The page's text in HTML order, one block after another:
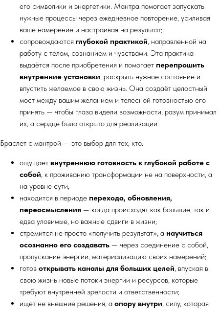
его символики и энергетики. Мантра помогает запускать
нужные процессы через ежедневное повторение, усиливая
ваше намерение и настраивая на результат;
сопровождаются глубокой практикой, направленной на
работу с телом, сознанием и чувствами. Эта практика
выдаётся после приобретения и помогает перепрошить
внутренние установки, раскрыть нужное состояние и
впустить желаемое в свою жизнь. Она создаёт целостный
мост между вашим желанием и телесной готовностью его
принять — чтобы глаза видели возможности, разум принимал
их, а сердце было открыто для реализации.
Браслет с мантрой — это выбор для тех, кто:
ощущает внутреннюю готовность к глубокой работе с
собой, к проживанию трансформации не на поверхности, а
на уровне сути;
находится в периоде перехода, обновления,
переосмысления — когда происходят как большие, так и
едва уловимые, но важные сдвиги в жизни;
стремится не просто «получить результат», а научиться
осознанно его создавать — через соединение с собой,
пропускание энергии, материализацию своих намерений;
готов открывать каналы для больших целей, впуская в
свою жизнь новые потоки энергии и ресурсов, которые
требуют внутренней зрелости и ответственности;
ищет не внешние решения, а опору внутри, силу, которая